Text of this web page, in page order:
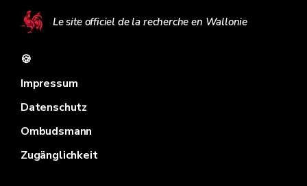
Le site officiel de la recherche en Wallonie
🍪
Impressum
Datenschutz
Ombudsmann
Zugänglichkeit